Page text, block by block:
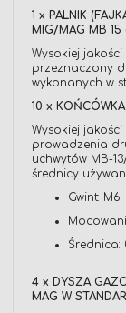
1 x PALNIK
MIG/MAG MB
Wysokiej
przeznaczony
wykonanych w
10 x
Wysokiej
prowadzenia
uchwytów MB-
średnicy
Gwint: M6
Średnica:
4 x DYSZA
MAG W